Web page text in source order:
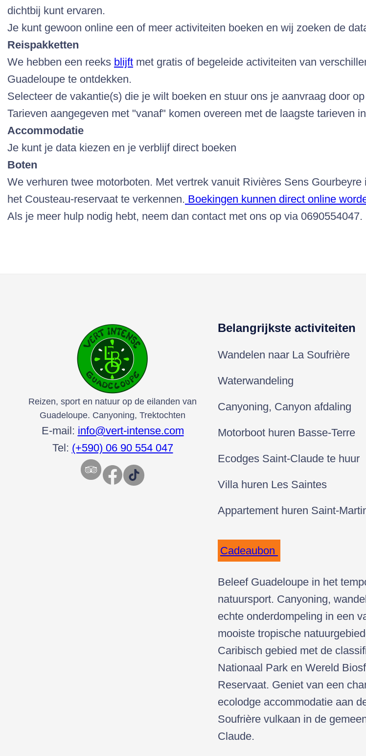
dichtbij kunt ervaren.
Je kunt gewoon online een of meer activiteiten boeken en wij zoeken de
Reispakketten
We hebben een reeks blijft met gratis of begeleide activiteiten van
Guadeloupe te ontdekken.
Selecteer de vakantie(s) die je wilt boeken en stuur ons je aanvraag door
Tarieven aangegeven met "vanaf" komen overeen met de laagste tarieven
Accommodatie
Je kunt je data kiezen en je verblijf direct boeken
Boten
We verhuren twee motorboten. Met vertrek vanuit Rivières Sens
het Cousteau-reservaat te verkennen. Boekingen kunnen direct online
Als je meer hulp nodig hebt, neem dan contact met ons op via 0690554047.
Reizen, sport en natuur op de eilanden van
Guadeloupe. Canyoning, Trektochten
E-mail: info@vert-intense.com
Tel: (+590) 06 90 554 047
Facebook TikTok
Belangrijkste activiteiten
Wandelen naar La Soufrière
Waterwandeling
Canyoning, Canyon afdaling
Motorboot huren Basse-Terre
Ecodges Saint-Claude te huur
Villa huren Les Saintes
Appartement huren Saint-
Cadeaubon
Beleef Guadeloupe in het
natuursport. Canyoning,
echte onderdompeling in een
mooiste tropische
Caribisch gebied met de
Nationaal Park en Wereld
Reservaat. Geniet van een
ecolodge accommodatie aan
Soufrière vulkaan in de
Claude.